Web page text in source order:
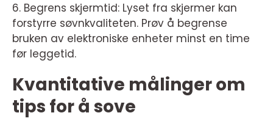
6. Begrens skjermtid: Lyset fra skjermer kan
forstyrre søvnkvaliteten. Prøv å begrense
bruken av elektroniske enheter minst en time
før leggetid.
Kvantitative målinger om
tips for å sove